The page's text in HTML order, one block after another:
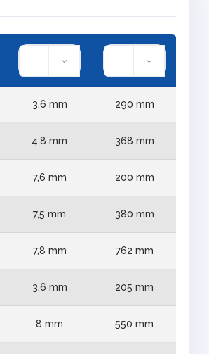
3,6 mm 290 mm
4,8 mm 368 mm
7,6 mm 200 mm
7,5 mm 380 mm
7,8 mm 762 mm
3,6 mm 205 mm
8 mm 550 mm